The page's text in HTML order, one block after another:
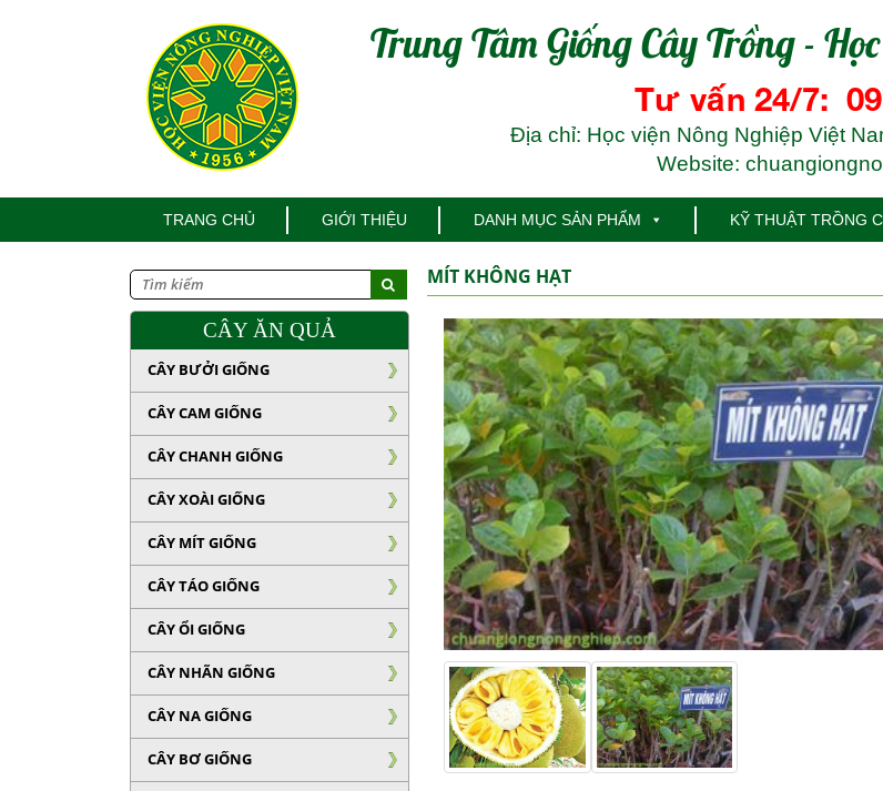
Trung Tâm Giống Cây Trồng -
Tư vấn 24/7:
Địa chỉ: Học viện Nông Nghiệp Việt
Website:
TRANG CHỦ GIỚI THIỆU DANH MỤC SẢN PHẨM KỸ THUẬT TRỒNG
CÂY ĂN QUẢ
CÂY BƯỞI GIỐNG
CÂY CAM GIỐNG
CÂY CHANH GIỐNG
CÂY XOÀI GIỐNG
CÂY MÍT GIỐNG
CÂY TÁO GIỐNG
CÂY ỔI GIỐNG
CÂY NHÃN GIỐNG
CÂY NA GIỐNG
CÂY BƠ GIỐNG
MÍT KHÔNG HẠT